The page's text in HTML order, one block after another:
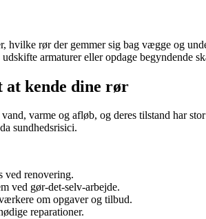
hvilke rør der gemmer sig bag vægge og
armaturer eller opdage
kende dine rør
varme og afløb, og deres tilstand har
sundhedsrisici.
ved renovering.
ved gør-det-selv-arbejde.
om opgaver og tilbud.
reparationer.